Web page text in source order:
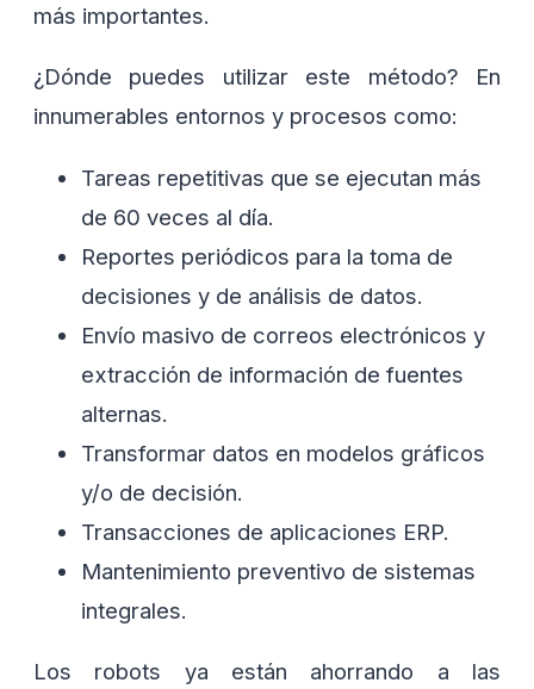
más importantes.
¿Dónde puedes utilizar este método? En
innumerables entornos y procesos como:
Tareas repetitivas que se ejecutan más
de 60 veces al día.
Reportes periódicos para la toma de
decisiones y de análisis de datos.
Envío masivo de correos electrónicos y
extracción de información de fuentes
alternas.
Transformar datos en modelos gráficos
y/o de decisión.
Transacciones de aplicaciones ERP.
Mantenimiento preventivo de sistemas
integrales.
Los robots ya están ahorrando a las